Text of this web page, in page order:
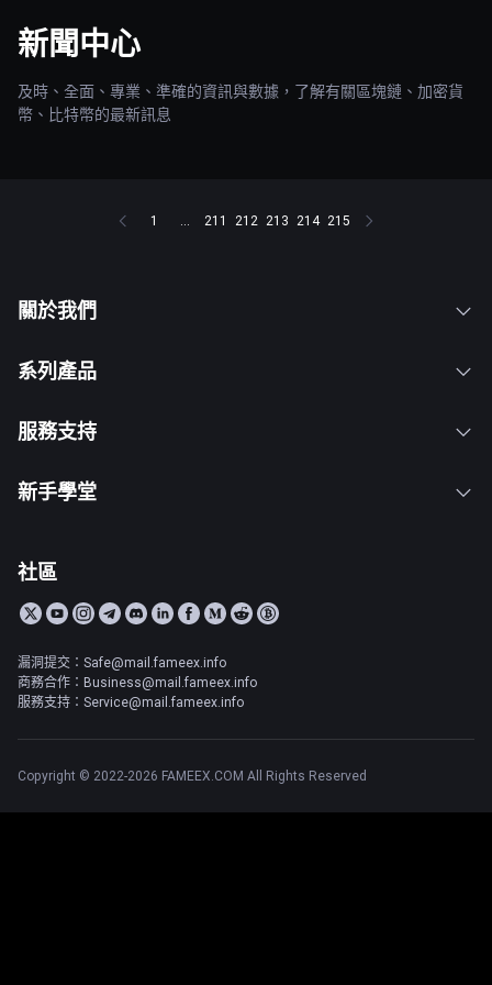
新聞中心
及時、全面、專業、準確的資訊與數據，了解有關區塊鏈、加密貨
幣、比特幣的最新訊息
1 ... 211 212 213 214 215
關於我們
系列產品
服務支持
新手學堂
社區
漏洞提交：Safe@mail.fameex.info
商務合作：Business@mail.fameex.info
服務支持：Service@mail.fameex.info
Copyright © 2022-2026 FAMEEX.COM All Rights Reserved